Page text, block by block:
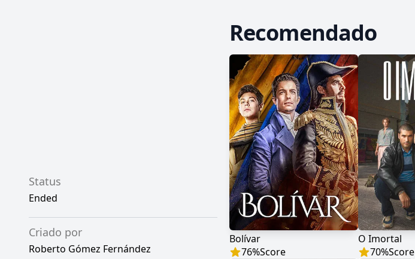
Status
Ended
Criado por
Roberto Gómez Fernández
Recomendado
Bolívar
76%Score
O Imortal
70%Score